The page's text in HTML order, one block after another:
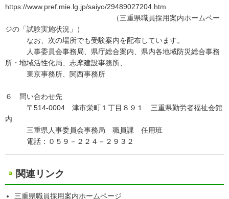
https://www.pref.mie.lg.jp/saiyo/29489027204.htm
（三重県職員採用案内ホームペー
ジの「試験実施状況」）
なお、次の場所でも受験案内を配布しています。
人事委員会事務局、県庁総合案内、県内各地域防災総合事務
所・地域活性化局、志摩建設事務所、
東京事務所、関西事務所
６ 問い合わせ先
〒514-0004 津市栄町１丁目８９１ 三重県勤労者福祉会館
内
三重県人事委員会事務局 職員課 任用班
電話：０５９－２２４－２９３２
関連リンク
三重県職員採用案内ホームページ